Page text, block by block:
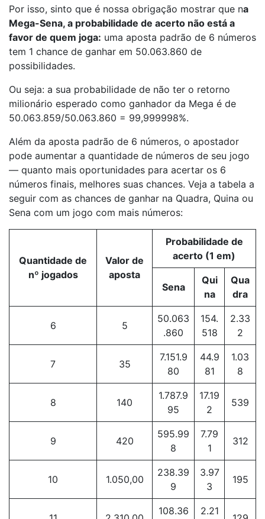
Por isso, sinto que é nossa obrigação mostrar que na
Mega-Sena, a probabilidade de acerto não está a
favor de quem joga: uma aposta padrão de 6 números
tem 1 chance de ganhar em 50.063.860 de
possibilidades.
Ou seja: a sua probabilidade de não ter o retorno
milionário esperado como ganhador da Mega é de
50.063.859/50.063.860 = 99,999998%.
Além da aposta padrão de 6 números, o apostador
pode aumentar a quantidade de números de seu jogo
— quanto mais oportunidades para acertar os 6
números finais, melhores suas chances. Veja a tabela a
seguir com as chances de ganhar na Quadra, Quina ou
Sena com um jogo com mais números:
Quantidade de
nº jogados
Valor de
aposta
Probabilidade de
acerto (1 em)
Sena
Qui
na
Qua
dra
6 5
50.063
.860
154.
518
2.33
2
7 35
7.151.9
80
44.9
81
1.03
8
8 140
1.787.9
95
17.19
2
539
9 420
595.99
8
7.79
1
312
10 1.050,00
238.39
9
3.97
3
195
108.36
2.21